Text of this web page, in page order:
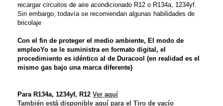
recargar circuitos de aire acondicionado R12 o R134a, 1234yf.
Sin embargo, todavía se recomiendan algunas habilidades de
bricolaje
Con el fin de proteger el medio ambiente, El modo de
empleoYo se le suministra en formato digital, el
procedimiento es idéntico al de Duracool (en realidad es el
mismo gas bajo una marca diferente)
Para R134a, 1234yf, R12 Ver aquí
También está disponible aquí para el Tiro de vacío